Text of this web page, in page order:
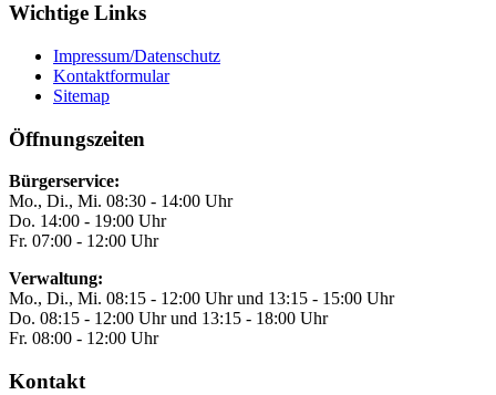
Wichtige Links
Impressum/Datenschutz
Kontaktformular
Sitemap
Öffnungszeiten
Bürgerservice:
Mo., Di., Mi. 08:30 - 14:00 Uhr
Do. 14:00 - 19:00 Uhr
Fr. 07:00 - 12:00 Uhr
Verwaltung:
Mo., Di., Mi. 08:15 - 12:00 Uhr und 13:15 - 15:00 Uhr
Do. 08:15 - 12:00 Uhr und 13:15 - 18:00 Uhr
Fr. 08:00 - 12:00 Uhr
Kontakt